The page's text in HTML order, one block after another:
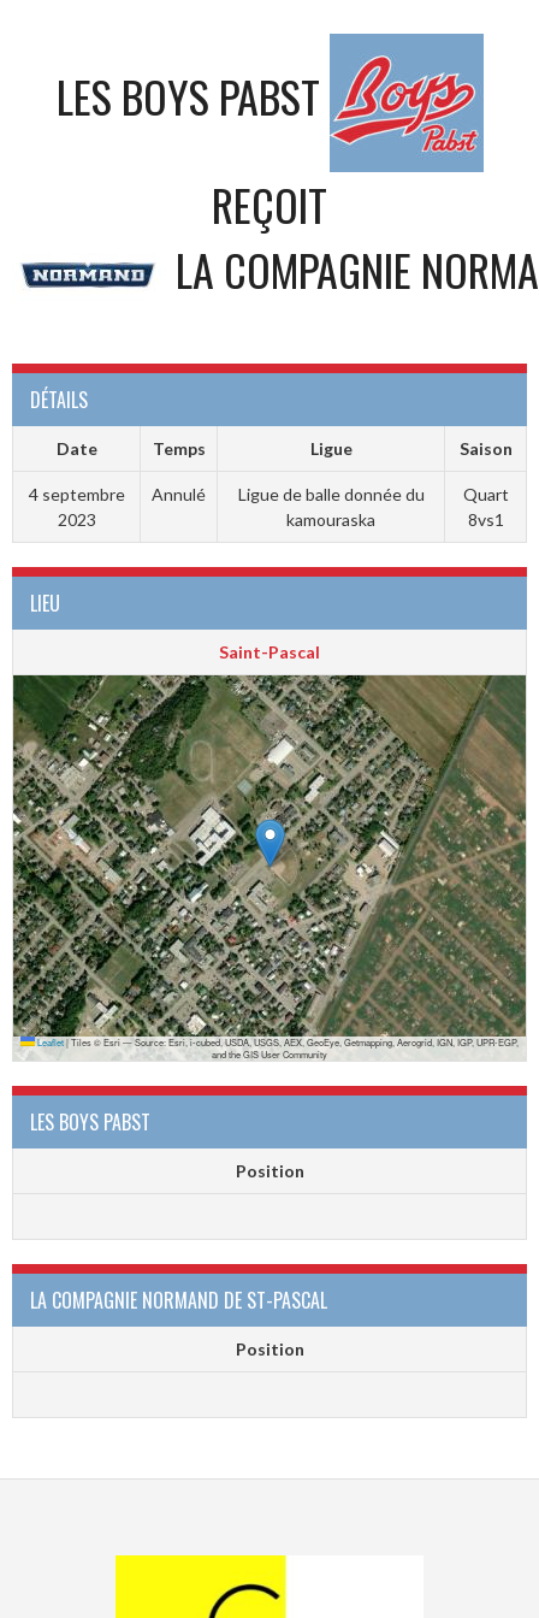
LES BOYS PABST
REÇOIT
LA COMPAGNIE
DÉTAILS
Date Temps Ligue Saison
4 septembre
2023
Annulé
Ligue de balle donnée du
kamouraska
Quart
8vs1
LIEU
Saint-Pascal
Leaflet|Tiles © Esri — Source: Esri, i-cubed, USDA, USGS, AEX, GeoEye, Getmapping, Aerogrid, IGN, IGP, UPR-EGP,
and the GIS User Community
LES BOYS PABST
Position
LA COMPAGNIE NORMAND DE ST-PASCAL
Position